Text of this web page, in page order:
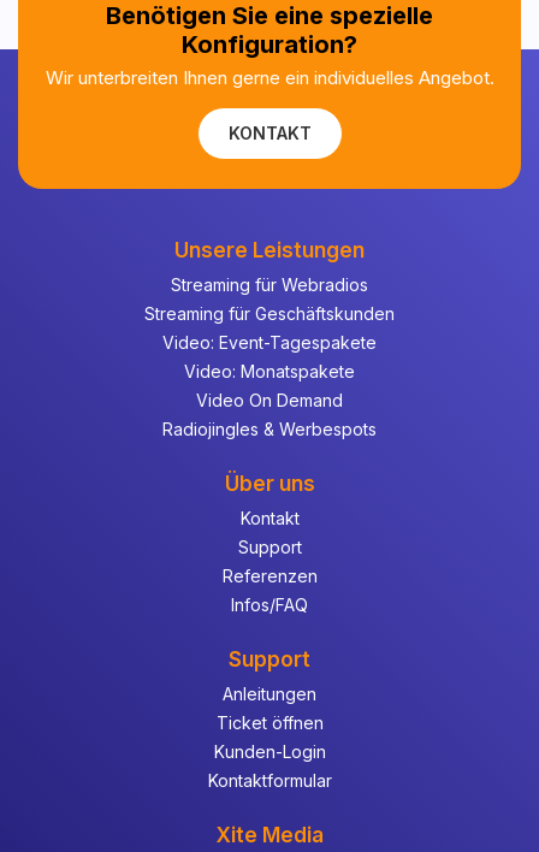
Benötigen Sie eine spezielle
Konfiguration?
Wir unterbreiten Ihnen gerne ein individuelles Angebot.
KONTAKT
Unsere Leistungen
Streaming für Webradios
Streaming für Geschäftskunden
Video: Event-Tagespakete
Video: Monatspakete
Video On Demand
Radiojingles & Werbespots
Über uns
Kontakt
Support
Referenzen
Infos/FAQ
Support
Anleitungen
Ticket öffnen
Kunden-Login
Kontaktformular
Xite Media